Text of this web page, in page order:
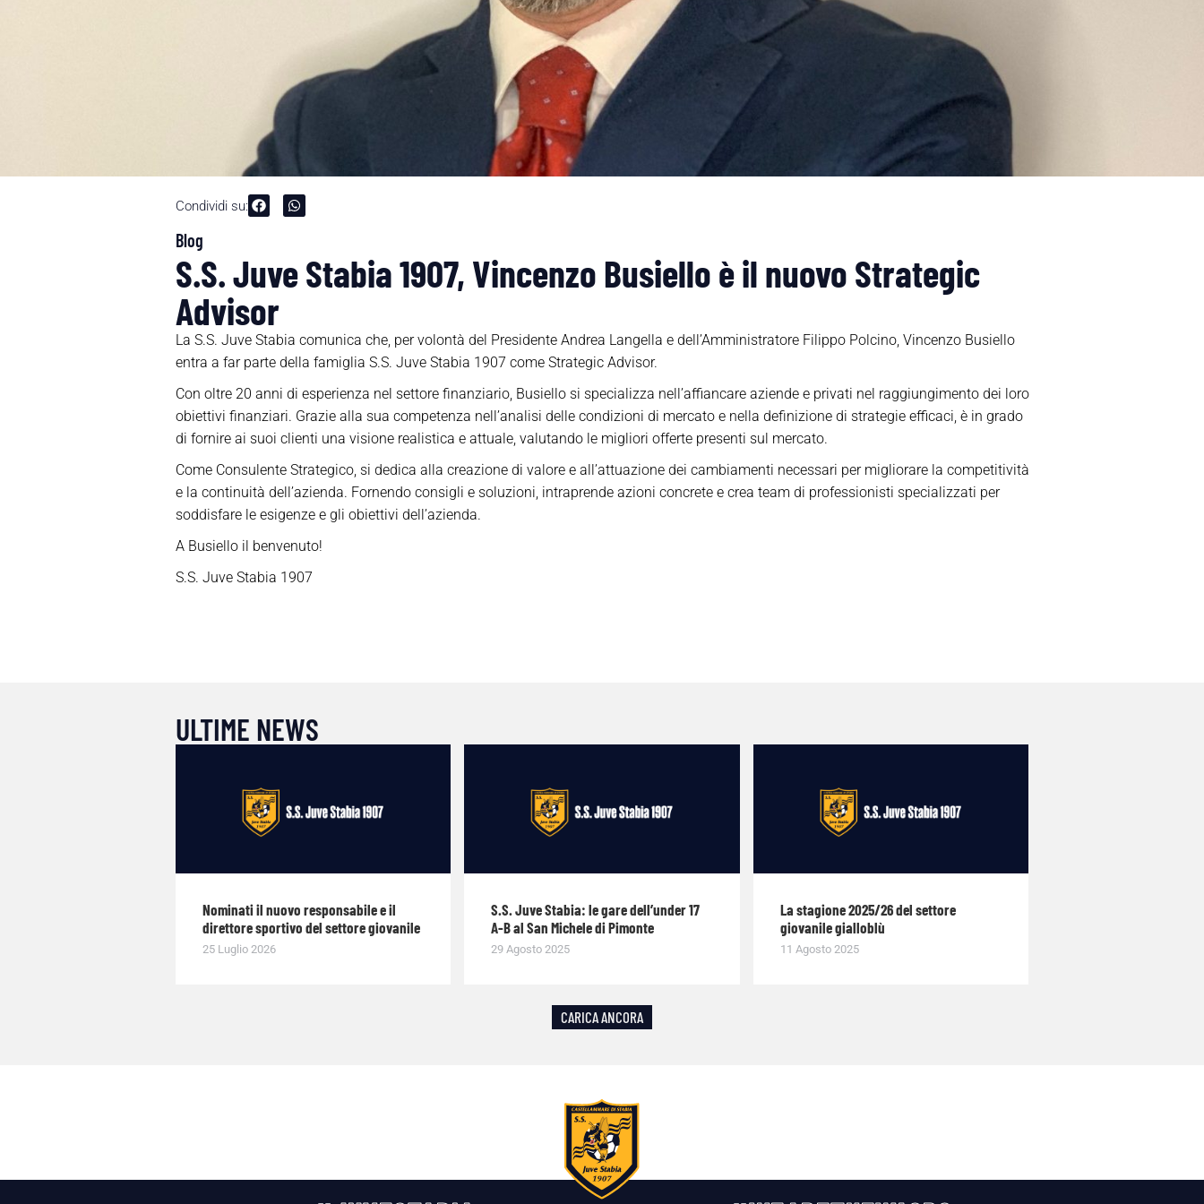
Condividi su:
Blog
S.S. Juve Stabia 1907, Vincenzo Busiello è il nuovo Strategic
Advisor
La S.S. Juve Stabia comunica che, per volontà del Presidente Andrea Langella e dell’Amministratore Filippo Polcino, Vincenzo Busiello
entra a far parte della famiglia S.S. Juve Stabia 1907 come Strategic Advisor.
Con oltre 20 anni di esperienza nel settore finanziario, Busiello si specializza nell’affiancare aziende e privati nel raggiungimento dei loro
obiettivi finanziari. Grazie alla sua competenza nell’analisi delle condizioni di mercato e nella definizione di strategie efficaci, è in grado
di fornire ai suoi clienti una visione realistica e attuale, valutando le migliori offerte presenti sul mercato.
Come Consulente Strategico, si dedica alla creazione di valore e all’attuazione dei cambiamenti necessari per migliorare la competitività
e la continuità dell’azienda. Fornendo consigli e soluzioni, intraprende azioni concrete e crea team di professionisti specializzati per
soddisfare le esigenze e gli obiettivi dell’azienda.
A Busiello il benvenuto!
S.S. Juve Stabia 1907
ULTIME NEWS
Nominati il nuovo responsabile e il
direttore sportivo del settore giovanile
25 Luglio 2026
S.S. Juve Stabia: le gare dell’under 17
A-B al San Michele di Pimonte
29 Agosto 2025
La stagione 2025/26 del settore
giovanile gialloblù
11 Agosto 2025
CARICA ANCORA